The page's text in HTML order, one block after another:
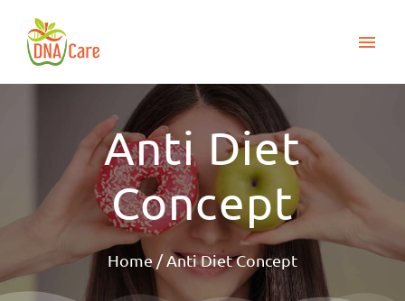
content
Wieso DNA care
Über uns
Anti Diet Concept
Dienstleistungen
Kontakt
Anti Diet
Concept
Home /Anti Diet Concept